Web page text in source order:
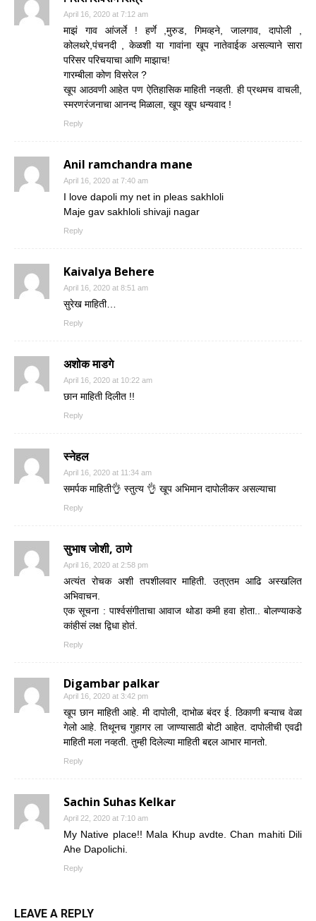
April 16, 2020 at 7:12 am
माझं गाव आंजर्ले ! हर्णे ,मुरुड, गिमव्हने, जालगाव, दापोली ,
कोलथरे,पंचनदी , केळशी या गावांना खूप नातेवाईक असल्याने सारा
परिसर परिचयाचा आणि माझाच!
गारम्बीला कोण विसरेल ?
खूप आठवणी आहेत पण ऐतिहासिक माहिती नव्हती. ही प्रथमच वाचली,
स्मरणरंजनाचा आनन्द मिळाला, खूप खूप धन्यवाद !
Reply
Anil ramchandra mane
April 16, 2020 at 7:40 am
I love dapoli my net in pleas sakhloli
Maje gav sakhloli shivaji nagar
Reply
Kaivalya Behere
April 16, 2020 at 8:51 am
सुरेख माहिती…
Reply
अशोक माडगे
April 16, 2020 at 10:22 am
छान माहिती दिलीत !!
Reply
स्नेहल
April 16, 2020 at 11:34 am
समर्पक माहिती👌 स्तुत्य 👌 खूप अभिमान दापोलीकर असल्याचा
Reply
सुभाष जोशी, ठाणे
April 16, 2020 at 2:58 pm
अत्यंत रोचक अशी तपशीलवार माहिती. उत्एतम आढि अस्खलित
अभिवाचन.
एक सूचना : पार्श्वसंगीताचा आवाज थोडा कमी हवा होता.. बोलण्याकडे
कांहीसं लक्ष द्विधा होतं.
Reply
Digambar palkar
April 16, 2020 at 3:42 pm
खूप छान माहिती आहे. मी दापोली, दाभोळ बंदर ई. ठिकाणी बऱ्याच वेळा
गेलो आहे. तिथूनच गुहागर ला जाण्यासाठी बोटी आहेत. दापोलीची एवढी
माहिती मला नव्हती. तुम्ही दिलेल्या माहिती बद्दल आभार मानतो.
Reply
Sachin Suhas Kelkar
April 22, 2020 at 7:10 am
My Native place!! Mala Khup avdte. Chan mahiti Dili
Ahe Dapolichi.
Reply
LEAVE A REPLY